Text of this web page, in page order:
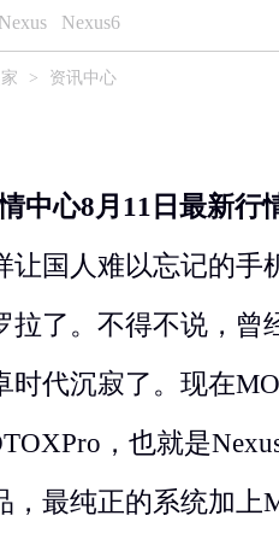
Nexus Nexus6
> 资讯中心
中心8月11日最新行
让国人难以忘记的手
拉了。不得不说，曾
时代沉寂了。现在
，也就是
，最纯正的系统加上